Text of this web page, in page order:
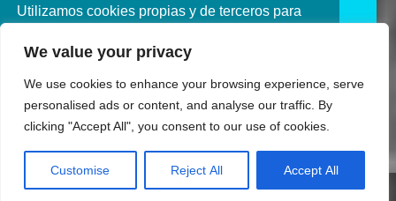
Utilizamos cookies propias y de terceros para
navegando, consideramos que acepta su uso.
política de cookies consulte nuestra
Política de
privacidad
We value your privacy
We use cookies to enhance your browsing experience, serve
personalised ads or content, and analyse our traffic. By
clicking "Accept All", you consent to our use of cookies.
Customise Reject All Accept All
Diseñado por Ana de Miguel
Share This